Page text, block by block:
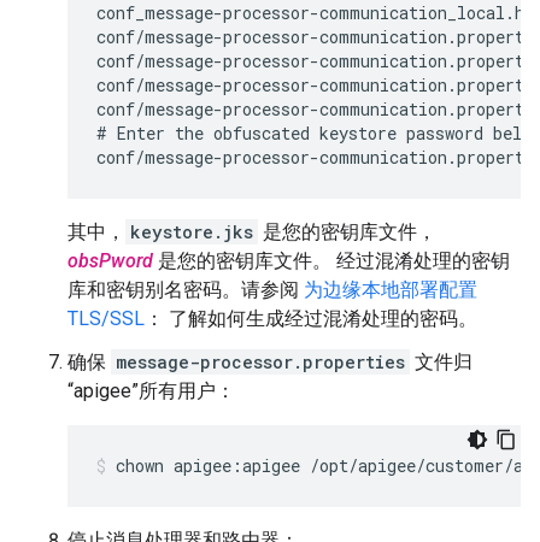
conf_message-processor-
conf/message-processor-
conf/message-processor-
conf/message-processor-
conf/message-processor-
# Enter the obfuscated keystore password
conf/message-processor-
其中， keystore.jks 是您的密钥库文件，
obsPword 是您的密钥库文件。 经过混淆处理的密钥
库和密钥别名密码。请参阅 为边缘本地部署配置
TLS/SSL ： 了解如何生成经过混淆处理的密码。
确保 message-processor.properties 文件归
“apigee”所有用户：
chown apigee:apigee /opt/apigee/customer/